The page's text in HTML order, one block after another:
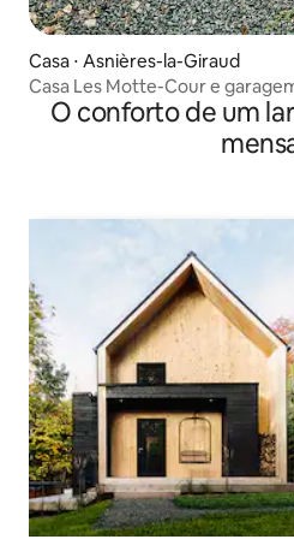
Casa ⋅ Asnières-la-Giraud
Casa Les Motte-Cour e
O conforto de um